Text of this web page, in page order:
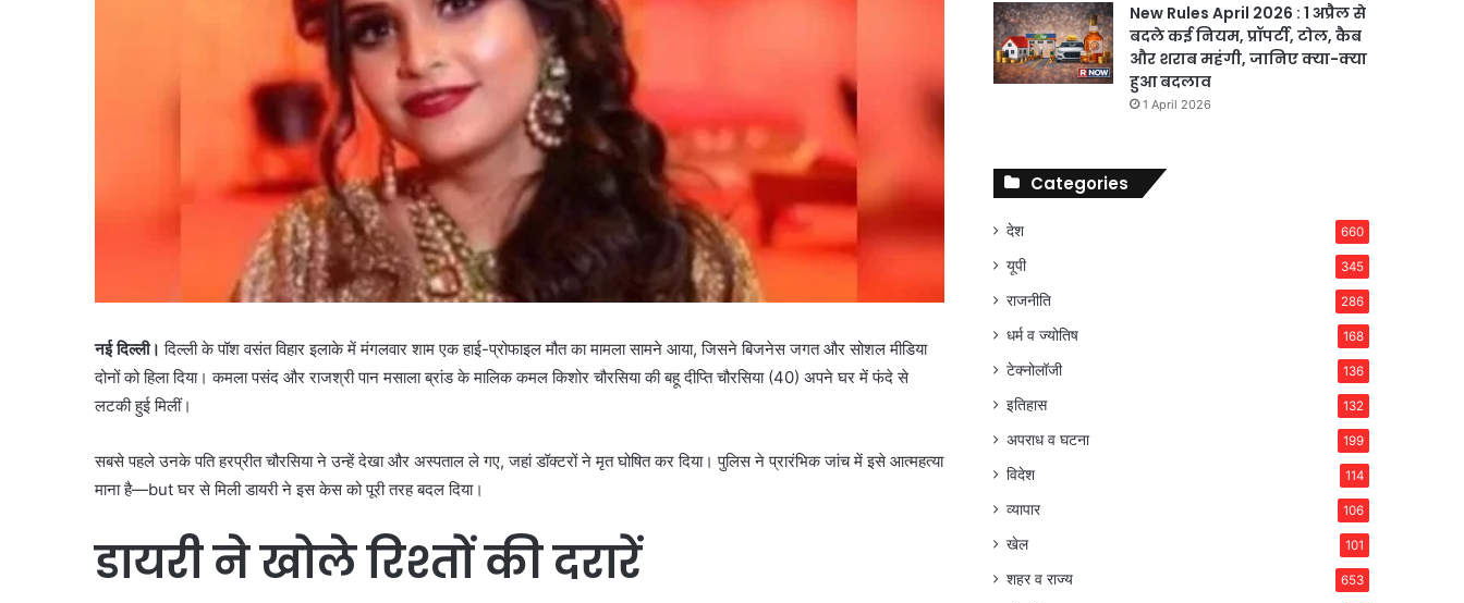
नई दिल्ली। दिल्ली के पॉश वसंत विहार इलाके में मंगलवार शाम एक हाई-प्रोफाइल मौत का मामला सामने आया, जिसने बिजनेस जगत और सोशल मीडिया
दोनों को हिला दिया। कमला पसंद और राजश्री पान मसाला ब्रांड के मालिक कमल किशोर चौरसिया की बहू दीप्ति चौरसिया (40) अपने घर में फंदे से
लटकी हुई मिलीं।
सबसे पहले उनके पति हरप्रीत चौरसिया ने उन्हें देखा और अस्पताल ले गए, जहां डॉक्टरों ने मृत घोषित कर दिया। पुलिस ने प्रारंभिक जांच में इसे आत्महत्या
माना है—but घर से मिली डायरी ने इस केस को पूरी तरह बदल दिया।
डायरी ने खोले रिश्तों की दरारें
New Rules April 2026 : 1 अप्रैल से
बदले कई नियम, प्रॉपर्टी, टोल, कैब
और शराब महंगी, जानिए क्या-क्या
हुआ बदलाव
1 April 2026
Categories
देश 660
यूपी 345
राजनीति 286
धर्म व ज्योतिष 168
टेक्नोलॉजी 136
इतिहास 132
अपराध व घटना 199
विदेश 114
व्यापार 106
खेल 101
शहर व राज्य 653